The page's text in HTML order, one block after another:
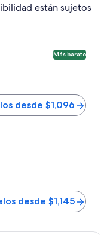
están sujetos
Más barato
desde $1,096
desde $1,145